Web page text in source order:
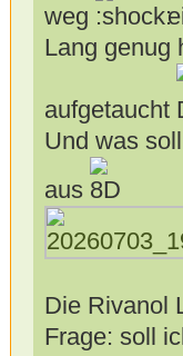
weg
Lang genug
aufgetaucht
Und was
aus
Die Rivanol
Frage: soll